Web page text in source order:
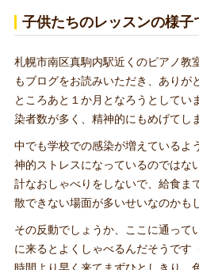
子供たちのレッスンの様子
札幌市南区真駒内駅近くのピアノ教
もブログをお読みいただき、ありが
ところあと１か月となろうとしてい
染者数が多く、精神的にもめげてし
中でも学校での感染が増えているよ
神的ストレスになっているのではな
計なおしゃべりをしないで、給食ま
散できない場面が多いせいなのかも
その反動でしょうか、ここに通って
に来るとよくしゃべるんだそうです